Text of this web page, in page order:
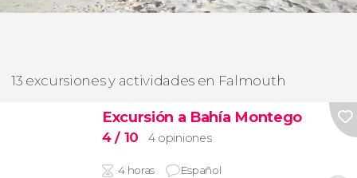
13 excursiones y actividades en Falmouth
Excursión a Bahía Montego
4/ 10 4 opiniones
4 horas Español